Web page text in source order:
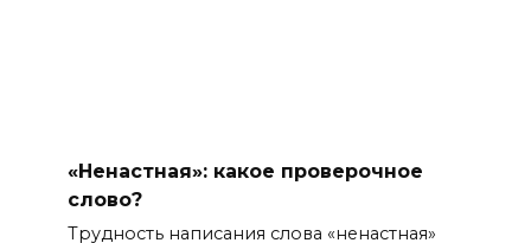
«Ненастная»: какое проверочное
слово?
Трудность написания слова «ненастная»